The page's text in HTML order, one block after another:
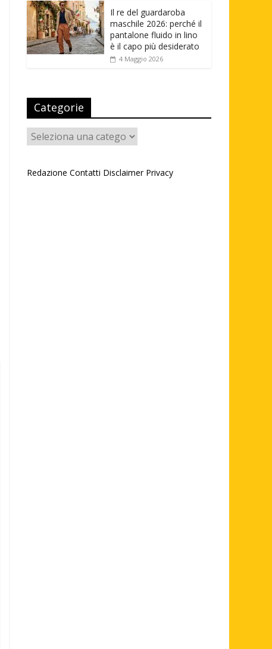
Il re del guardaroba
maschile 2026: perché il
pantalone fluido in lino
è il capo più desiderato
4 Maggio 2026
Categorie
Categorie
Redazione Contatti Disclaimer Privacy